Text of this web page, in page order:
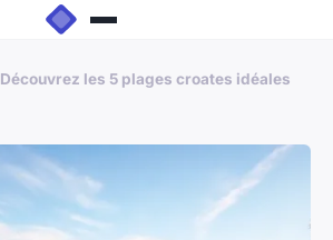
Découvrez les 5 plages croates idéales